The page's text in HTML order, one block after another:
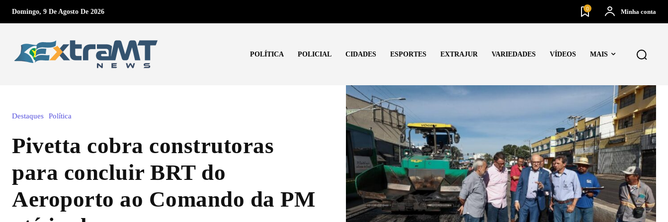
Domingo, 9 De Agosto De 2026 0 Minha conta
POLÍTICA POLICIAL CIDADES ESPORTES EXTRAJUR VARIEDADES VÍDEOS MAIS
Destaques Política
Pivetta cobra construtoras
para concluir BRT do
Aeroporto ao Comando da PM